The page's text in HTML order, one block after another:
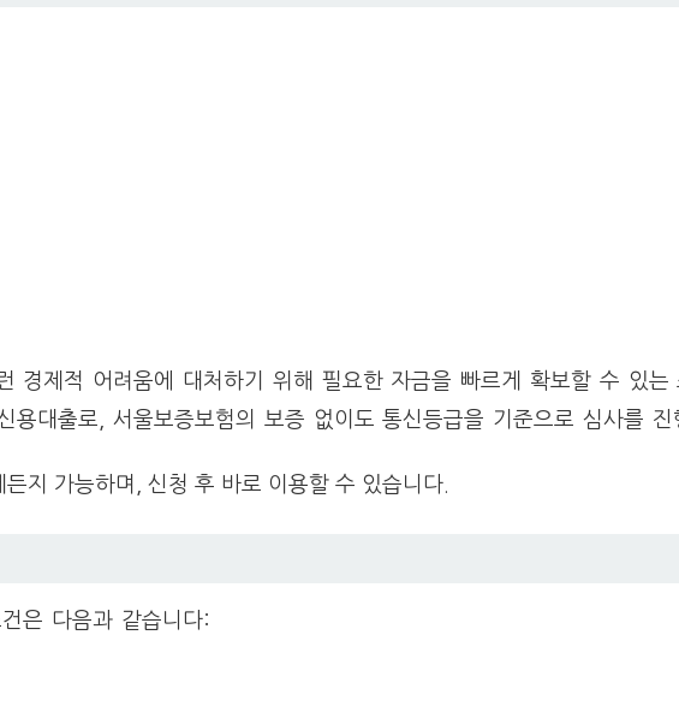
경제적 어려움에 대처하기 위해 필요한 자금을 빠르게 확보할 수 있는
용대출로, 서울보증보험의 보증 없이도 통신등급을 기준으로 심사를 진
지 가능하며, 신청 후 바로 이용할 수 있습니다.
은 다음과 같습니다: